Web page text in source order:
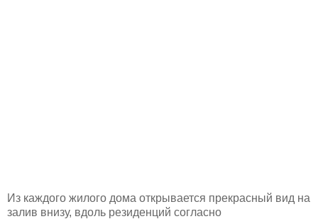
Из каждого жилого дома открывается прекрасный вид на
залив внизу, вдоль резиденций согласно